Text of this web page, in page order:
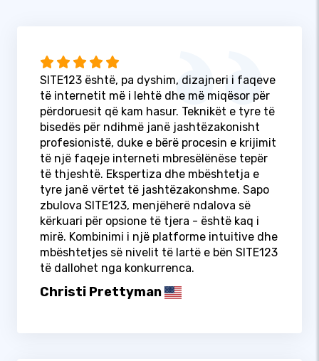
SITE123 është, pa dyshim, dizajneri i faqeve
të internetit më i lehtë dhe më miqësor për
përdoruesit që kam hasur. Teknikët e tyre të
bisedës për ndihmë janë jashtëzakonisht
profesionistë, duke e bërë procesin e krijimit
të një faqeje interneti mbresëlënëse tepër
të thjeshtë. Ekspertiza dhe mbështetja e
tyre janë vërtet të jashtëzakonshme. Sapo
zbulova SITE123, menjëherë ndalova së
kërkuari për opsione të tjera - është kaq i
mirë. Kombinimi i një platforme intuitive dhe
mbështetjes së nivelit të lartë e bën SITE123
të dallohet nga konkurrenca.
Christi Prettyman